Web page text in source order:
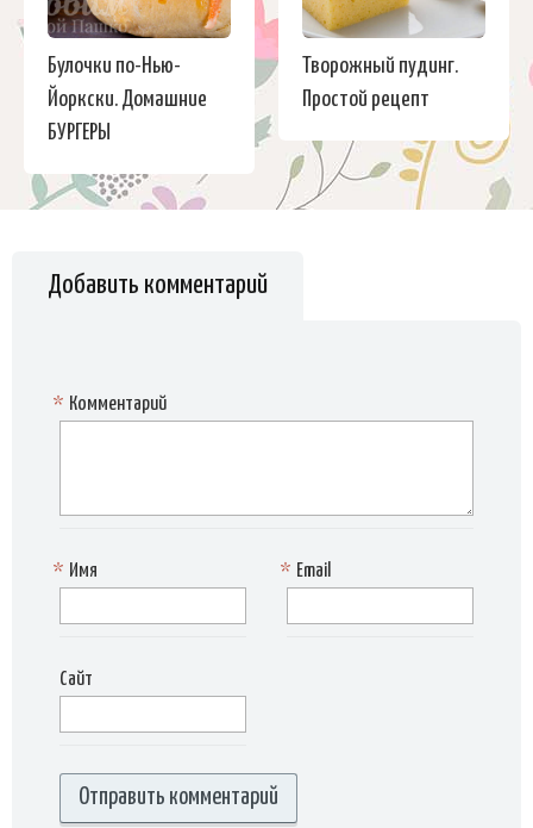
Булочки по-Нью-
Йоркски. Домашние
БУРГЕРЫ
Творожный пудинг.
Простой рецепт
Добавить комментарий
Комментарий
*
Имя
* Email
*
Сайт